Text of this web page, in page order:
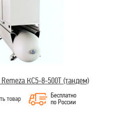
КС5-8-500Т (тандем)
товар
Бесплатно
по России